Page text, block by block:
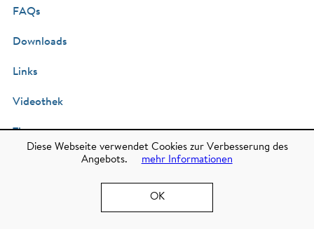
FAQs
Downloads
Links
Videothek
Tipps
Sicherheit für demenzkranke Personen - Handlungshilfe bei
Abgängigkeiten
Diese Webseite verwendet Cookies zur Verbesserung des
Angebots.
mehr Informationen
OK